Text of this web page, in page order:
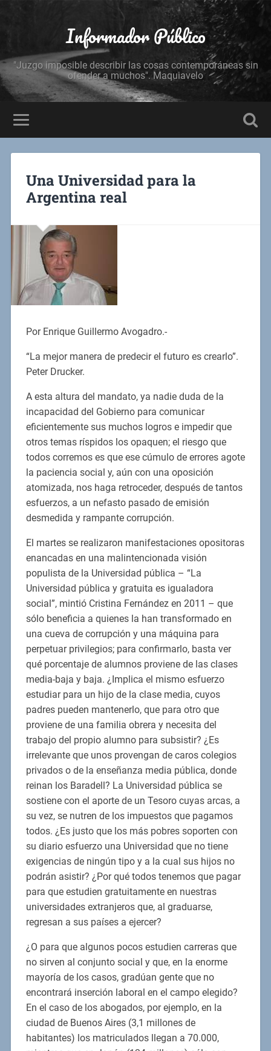
Informador Público
"Juzgo imposible describir las cosas contemporáneas sin
ofender a muchos". Maquiavelo
Una Universidad para la
Argentina real
Por Enrique Guillermo Avogadro.-
“La mejor manera de predecir el futuro es crearlo”.
Peter Drucker.
A esta altura del mandato, ya nadie duda de la
incapacidad del Gobierno para comunicar
eficientemente sus muchos logros e impedir que
otros temas ríspidos los opaquen; el riesgo que
todos corremos es que ese cúmulo de errores agote
la paciencia social y, aún con una oposición
atomizada, nos haga retroceder, después de tantos
esfuerzos, a un nefasto pasado de emisión
desmedida y rampante corrupción.
El martes se realizaron manifestaciones opositoras
enancadas en una malintencionada visión
populista de la Universidad pública – “La
Universidad pública y gratuita es igualadora
social”, mintió Cristina Fernández en 2011 – que
sólo beneficia a quienes la han transformado en
una cueva de corrupción y una máquina para
perpetuar privilegios; para confirmarlo, basta ver
qué porcentaje de alumnos proviene de las clases
media-baja y baja. ¿Implica el mismo esfuerzo
estudiar para un hijo de la clase media, cuyos
padres pueden mantenerlo, que para otro que
proviene de una familia obrera y necesita del
trabajo del propio alumno para subsistir? ¿Es
irrelevante que unos provengan de caros colegios
privados o de la enseñanza media pública, donde
reinan los Baradell? La Universidad pública se
sostiene con el aporte de un Tesoro cuyas arcas, a
su vez, se nutren de los impuestos que pagamos
todos. ¿Es justo que los más pobres soporten con
su diario esfuerzo una Universidad que no tiene
exigencias de ningún tipo y a la cual sus hijos no
podrán asistir? ¿Por qué todos tenemos que pagar
para que estudien gratuitamente en nuestras
universidades extranjeros que, al graduarse,
regresan a sus países a ejercer?
¿O para que algunos pocos estudien carreras que
no sirven al conjunto social y que, en la enorme
mayoría de los casos, gradúan gente que no
encontrará inserción laboral en el campo elegido?
En el caso de los abogados, por ejemplo, en la
ciudad de Buenos Aires (3,1 millones de
habitantes) los matriculados llegan a 70.000,